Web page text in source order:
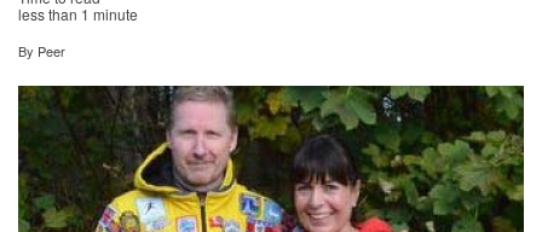
less than 1 minute
By Peer